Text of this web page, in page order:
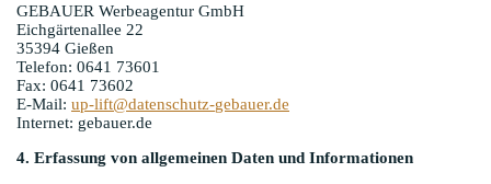
GEBAUER Werbeagentur GmbH
Eichgärtenallee 22
35394 Gießen
Telefon: 0641 73601
Fax: 0641 73602
E-Mail: up-lift@datenschutz-gebauer.de
Internet: gebauer.de
4. Erfassung von allgemeinen Daten und Informationen